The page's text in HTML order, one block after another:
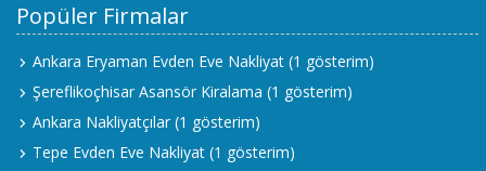
Popüler Firmalar
Ankara Eryaman Evden Eve Nakliyat (1 gösterim)
Şereflikoçhisar Asansör Kiralama (1 gösterim)
Ankara Nakliyatçılar (1 gösterim)
Tepe Evden Eve Nakliyat (1 gösterim)